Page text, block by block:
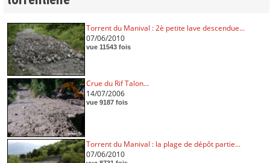
Torrent du Manival : 2è petite lave descendue...
07/06/2010
vue 11543 fois
Crue du Rif Talon...
14/07/2006
vue 9187 fois
Torrent du Manival : la plage de dépôt partie...
07/06/2010